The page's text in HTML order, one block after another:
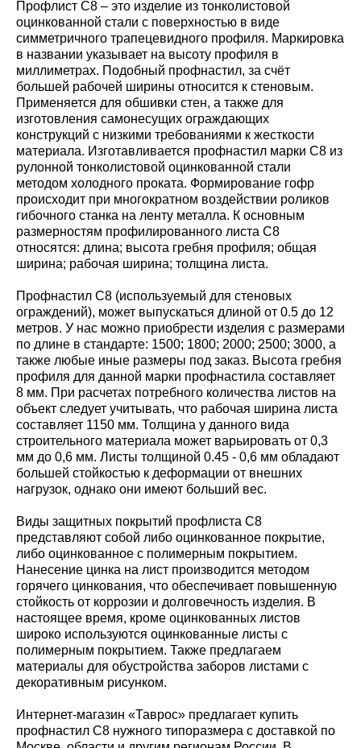
Профлист С8 – это изделие из тонколистовой
оцинкованной стали с поверхностью в виде
симметричного трапецевидного профиля. Маркировка
в названии указывает на высоту профиля в
миллиметрах. Подобный профнастил, за счёт
большей рабочей ширины относится к стеновым.
Применяется для обшивки стен, а также для
изготовления самонесущих ограждающих
конструкций с низкими требованиями к жесткости
материала. Изготавливается профнастил марки С8 из
рулонной тонколистовой оцинкованной стали
методом холодного проката. Формирование гофр
происходит при многократном воздействии роликов
гибочного станка на ленту металла. К основным
размерностям профилированного листа С8
относятся: длина; высота гребня профиля; общая
ширина; рабочая ширина; толщина листа.
Профнастил С8 (используемый для стеновых
ограждений), может выпускаться длиной от 0.5 до 12
метров. У нас можно приобрести изделия с размерами
по длине в стандарте: 1500; 1800; 2000; 2500; 3000, а
также любые иные размеры под заказ. Высота гребня
профиля для данной марки профнастила составляет
8 мм. При расчетах потребного количества листов на
объект следует учитывать, что рабочая ширина листа
составляет 1150 мм. Толщина у данного вида
строительного материала может варьировать от 0,3
мм до 0,6 мм. Листы толщиной 0.45 - 0,6 мм обладают
большей стойкостью к деформации от внешних
нагрузок, однако они имеют больший вес.
Виды защитных покрытий профлиста С8
представляют собой либо оцинкованное покрытие,
либо оцинкованное с полимерным покрытием.
Нанесение цинка на лист производится методом
горячего цинкования, что обеспечивает повышенную
стойкость от коррозии и долговечность изделия. В
настоящее время, кроме оцинкованных листов
широко используются оцинкованные листы с
полимерным покрытием. Также предлагаем
материалы для обустройства заборов листами с
декоративным рисунком.
Интернет-магазин «Таврос» предлагает купить
профнастил С8 нужного типоразмера с доставкой по